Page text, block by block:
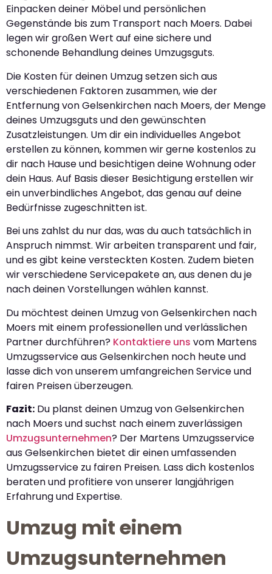
Einpacken deiner Möbel und persönlichen
Gegenstände bis zum Transport nach Moers. Dabei
legen wir großen Wert auf eine sichere und
schonende Behandlung deines Umzugsguts.
Die Kosten für deinen Umzug setzen sich aus
verschiedenen Faktoren zusammen, wie der
Entfernung von Gelsenkirchen nach Moers, der Menge
deines Umzugsguts und den gewünschten
Zusatzleistungen. Um dir ein individuelles Angebot
erstellen zu können, kommen wir gerne kostenlos zu
dir nach Hause und besichtigen deine Wohnung oder
dein Haus. Auf Basis dieser Besichtigung erstellen wir
ein unverbindliches Angebot, das genau auf deine
Bedürfnisse zugeschnitten ist.
Bei uns zahlst du nur das, was du auch tatsächlich in
Anspruch nimmst. Wir arbeiten transparent und fair,
und es gibt keine versteckten Kosten. Zudem bieten
wir verschiedene Servicepakete an, aus denen du je
nach deinen Vorstellungen wählen kannst.
Du möchtest deinen Umzug von Gelsenkirchen nach
Moers mit einem professionellen und verlässlichen
Partner durchführen? Kontaktiere uns vom Martens
Umzugsservice aus Gelsenkirchen noch heute und
lasse dich von unserem umfangreichen Service und
fairen Preisen überzeugen.
Fazit: Du planst deinen Umzug von Gelsenkirchen
nach Moers und suchst nach einem zuverlässigen
Umzugsunternehmen? Der Martens Umzugsservice
aus Gelsenkirchen bietet dir einen umfassenden
Umzugsservice zu fairen Preisen. Lass dich kostenlos
beraten und profitiere von unserer langjährigen
Erfahrung und Expertise.
Umzug mit einem
Umzugsunternehmen